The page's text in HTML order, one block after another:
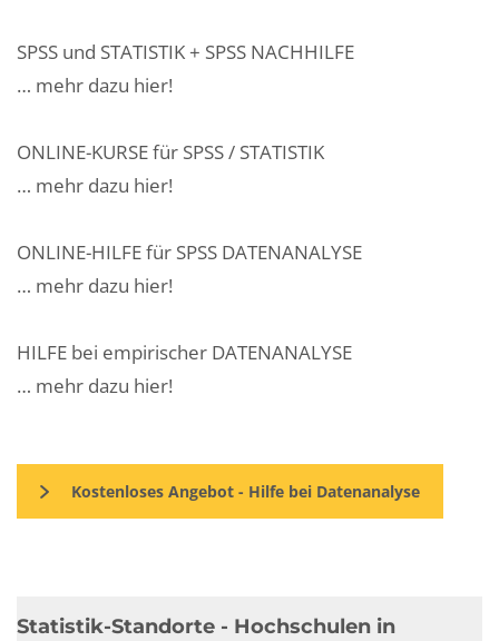
SPSS und STATISTIK + SPSS NACHHILFE
… mehr dazu hier!
ONLINE-KURSE für SPSS / STATISTIK
… mehr dazu hier!
ONLINE-HILFE für SPSS DATENANALYSE
… mehr dazu hier!
HILFE bei empirischer DATENANALYSE
… mehr dazu hier!
Kostenloses Angebot - Hilfe bei Datenanalyse
Statistik-Standorte - Hochschulen in